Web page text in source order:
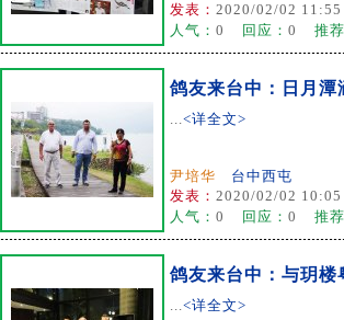
发表： 2020/02/02 11:55
人气： 0 回应： 0 推荐
鸽友来台中：日月潭
...<详全文>
尹培华
台中西屯
发表： 2020/02/02 10:05
人气： 0 回应： 0 推荐
鸽友来台中：与玥楼
...<详全文>